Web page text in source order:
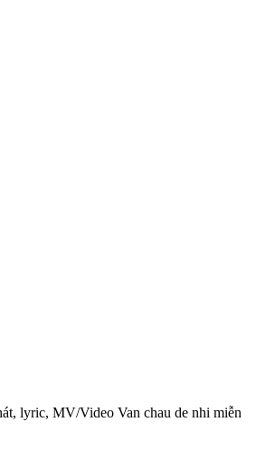
lyric, MV/Video Van chau de nhi miễn